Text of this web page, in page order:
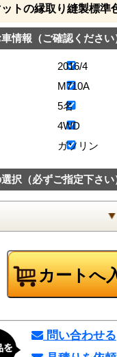
トの縁取り縫製標準
情報 （ご確認ください
2016/4
M710A
5名
4WD
ガソリン
択 （必ずご指定下さい
問い合わせる